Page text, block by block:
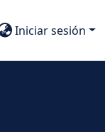
Iniciar sesión